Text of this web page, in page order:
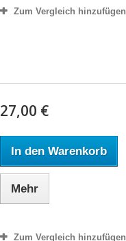
Zum Vergleich hinzufügen
27,00 €
In den Warenkorb
Mehr
Zum Vergleich hinzufügen